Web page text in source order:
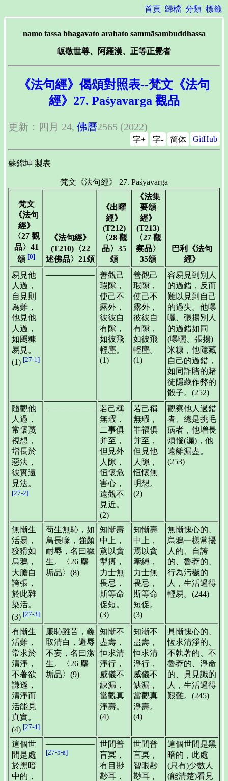
首頁 歸檔 分類 標籤
namo tassa bhagavato arahato sammāsambuddhassa
皈敬世尊、阿羅漢、正等正覺者
《法句經》偈頌對照表--梵文《法句
經》27. Paśyavarga 觀品
更新：四月 24, 佛曆2565 (2022)
GitHub
简体
字+ 字-
蘇錦坤 製表
梵文《法句經》 27. Paśyavarga
梵文
《法句
經》
〈27 觀
品〉41
頌 [0]
《法句經》
(T210)〈22
述佛品〉21頌
《出曜
經》
(T212)
〈28 觀
品〉35
頌
《法集
要頌
經》
(T213)
〈27 觀
察品〉
35頌
巴利《法句
經》
易見他
人過，
自見則
為難，
他見他
人過，
如颺糠
易見。
(1) [27-1]
—————— 善觀己
瑕隙，
使己不
露外，
彼彼自
有隙，
如彼飛
輕塵。
(1)
善觀己
瑕隙，
使己不
露外，
彼彼自
有隙，
如彼飛
輕塵。
(1)
容易見到別人
的過錯，反而
難以見到自己
的過失。他曝
曬、張揚別人
的過錯如同
(曝曬、張揚)
米糠，他隱藏
自己的過錯，
如同詐賭的賭
徒隱藏作弊的
骰子。(252)
隨觀他
人過，
常懷蔑
視想，
增長於
惡法，
彼實遠
見法。
[27-2]
——————
若己稱
無瑕，
二事俱
并至，
但見外
人隙，
恒懷危
害心，
遠觀不
見近。
(2)
若己稱
無瑕，
罪福俱
并至，
但見他
人隙，
恒懷無
明想。
(2)
觀察他人過錯
者、總是挑毛
病者，他增長
煩惱(漏)，他
遠離漏盡。
(253)
無慚生
活易，
狡猾如
烏鴉，
大膽自
誇張，
於此雜
染活。
(3) [27-3]
苟生無恥，如
鳥長喙，強顏
耐辱，名曰穢
生。〈26 塵
垢品〉(8)
知慚壽
中上，
鳶以貪
掣搏，
力士無
畏忌，
斯等命
促短。
(3)
知慚壽
中上，
焉以貪
牽縛，
力士無
畏忌，
斯等命
短促。
(3)
無慚愧心的、
烏鴉一樣常擾
人的、自誇
的、魯莽的、
行為污穢的
人，生活過得
輕易。(244)
有慚生
活難，
常求於
清淨，
不著欲
謙遜，
清淨而
活能見
真實。
(4) [27-4]
廉恥雖苦，義
取清白，避辱
不妄，名曰潔
生。〈26 塵
垢品〉(9)
知慚不
盡壽，
恒求清
淨行，
威儀不
缺漏，
當觀真
淨壽。
(4)
知漸不
盡壽，
恒求清
淨行，
威儀不
缺漏，
當觀真
淨壽。
(4)
具慚愧心的、
恆求清淨的、
不執著的、不
魯莽的、淨命
的、具見識的
人，生活過得
艱難。(245)
這個世
間是處
於黑暗
中的，
——————
[27-5-a]
世間普
盲冥，
有目尠
尠耳，
世間普
盲冥，
智眼尠
尠耳，
這個世間是黑
暗的，此處
(只有)少數人
(能清楚)看見